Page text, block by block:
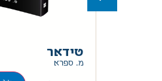
טידאר
מ. ספרא